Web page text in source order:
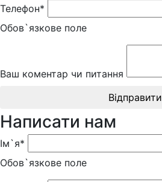
Телефон*
Обов`язкове поле
Ваш коментар чи питання
Відправити
Написати нам
Ім`я*
Обов`язкове поле